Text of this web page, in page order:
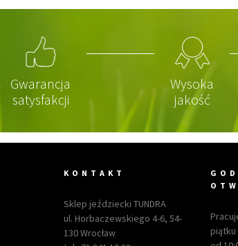
Gwarancja
satysfakcji
Wysoka
jakość
KONTAKT
Sklep jeździecki TUNDRA
ul. Horbaczewskiego 4-6, 54-
130 Wrocław
piątku